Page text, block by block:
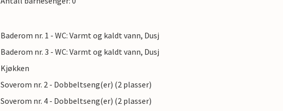
Baderom nr. 1 - WC: Varmt og kaldt vann, Dusj
Baderom nr. 3 - WC: Varmt og kaldt vann, Dusj
Kjøkken
Soverom nr. 2 - Dobbeltseng(er) (2 plasser)
Soverom nr. 4 - Dobbeltseng(er) (2 plasser)